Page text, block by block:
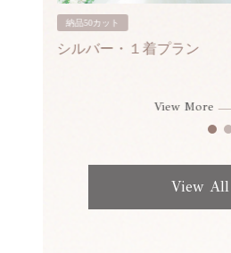
納品50カット
シルバー・１着プラン
View More
View All